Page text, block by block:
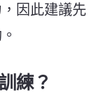
因此建議先
練？